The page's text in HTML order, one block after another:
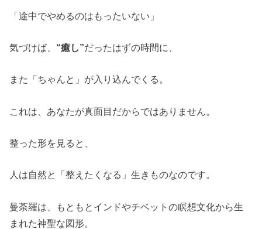
「途中でやめるのはもったいない」
気づけば、 “癒し”だったはずの時間に、
また「ちゃんと」が入り込んでくる。
これは、あなたが真面目だからではありません。
整った形を見ると、
人は自然と「整えたくなる」生きものなのです。
曼荼羅は、もともとインドやチベットの瞑想文化から生
まれた神聖な図形。